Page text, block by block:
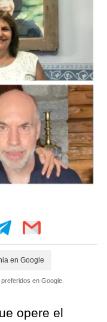
en Google
en Google.
opere el